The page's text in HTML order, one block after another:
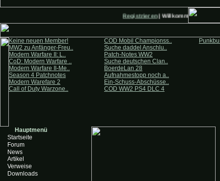
Registrieren| Willkommen auf
Keine neuen Member!
MW2 zu Anfänger-Freu..
Modern Warfare II: L..
CoD: Modern Warfare ..
Modern Warfare II-Me..
Season 4 Patchnotes
Modern Warefare 2
Call of Duty Warzone..
COD Mobil Championss..
Suche daddel Anschlu..
Patch-Notes WW2
Suche deutschen Clan..
BoerdeLan 28
Aufnahmestopp noch a..
Ein-Schuss-Abschüsse..
COD WW2 PS4 DLC 4
Hauptmenü
Startseite
Forum
News
Artikel
Verweise
Downloads